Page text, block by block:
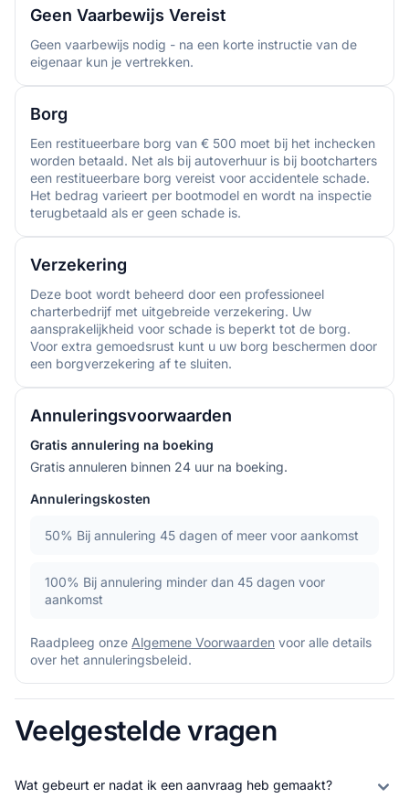
Geen Vaarbewijs Vereist
Geen vaarbewijs nodig - na een korte instructie van de
eigenaar kun je vertrekken.
Borg
Een restitueerbare borg van € 500 moet bij het inchecken
worden betaald. Net als bij autoverhuur is bij bootcharters
een restitueerbare borg vereist voor accidentele schade.
Het bedrag varieert per bootmodel en wordt na inspectie
terugbetaald als er geen schade is.
Verzekering
Deze boot wordt beheerd door een professioneel
charterbedrijf met uitgebreide verzekering. Uw
aansprakelijkheid voor schade is beperkt tot de borg.
Voor extra gemoedsrust kunt u uw borg beschermen door
een borgverzekering af te sluiten.
Annuleringsvoorwaarden
Gratis annulering na boeking
Gratis annuleren binnen 24 uur na boeking.
Annuleringskosten
50% Bij annulering 45 dagen of meer voor aankomst
100% Bij annulering minder dan 45 dagen voor
aankomst
Raadpleeg onze Algemene Voorwaarden voor alle details
over het annuleringsbeleid.
Veelgestelde vragen
Wat gebeurt er nadat ik een aanvraag heb gemaakt?